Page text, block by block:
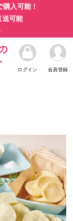
入可能！
送可能
ログイン 会員登録